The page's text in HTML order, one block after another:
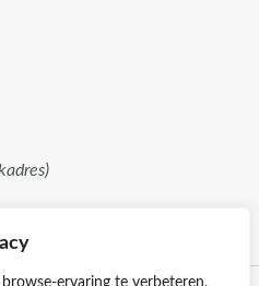
ervaring te verbeteren,